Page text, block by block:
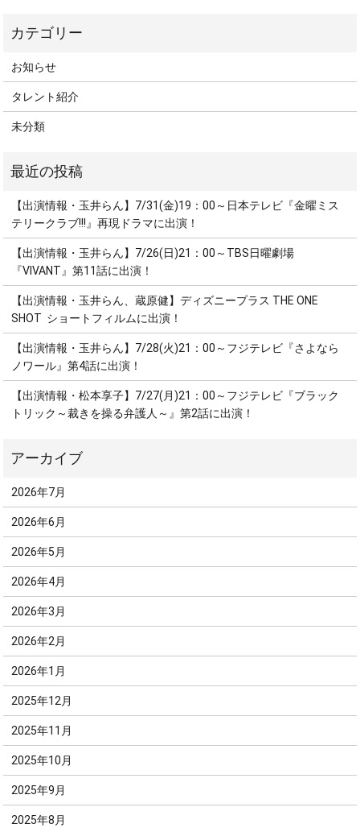
お知らせ
タレント紹介
未分類
【出演情報・玉井らん】7/31(金)19：00～日本テレビ『金曜ミス
テリークラブ!!!』再現ドラマに出演！
【出演情報・玉井らん】7/26(日)21：00～TBS日曜劇場
『VIVANT』第11話に出演！
【出演情報・玉井らん、蔵原健】ディズニープラス THE ONE
SHOT ショートフィルムに出演！
【出演情報・玉井らん】7/28(火)21：00～フジテレビ『さよなら
ノワール』第4話に出演！
【出演情報・松本享子】7/27(月)21：00～フジテレビ『ブラック
トリック～裁きを操る弁護人～』第2話に出演！
2026年7月
2026年6月
2026年5月
2026年4月
2026年3月
2026年2月
2026年1月
2025年12月
2025年11月
2025年10月
2025年9月
2025年8月